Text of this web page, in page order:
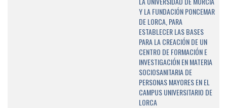
Y LA FUNDACIÓN PONCEMAR
DE LORCA, PARA
ESTABLECER LAS BASES
PARA LA CREACIÓN DE UN
CENTRO DE FORMACIÓN E
INVESTIGACIÓN EN MATERIA
SOCIOSANITARIA DE
PERSONAS MAYORES EN EL
CAMPUS UNIVERSITARIO DE
LORCA